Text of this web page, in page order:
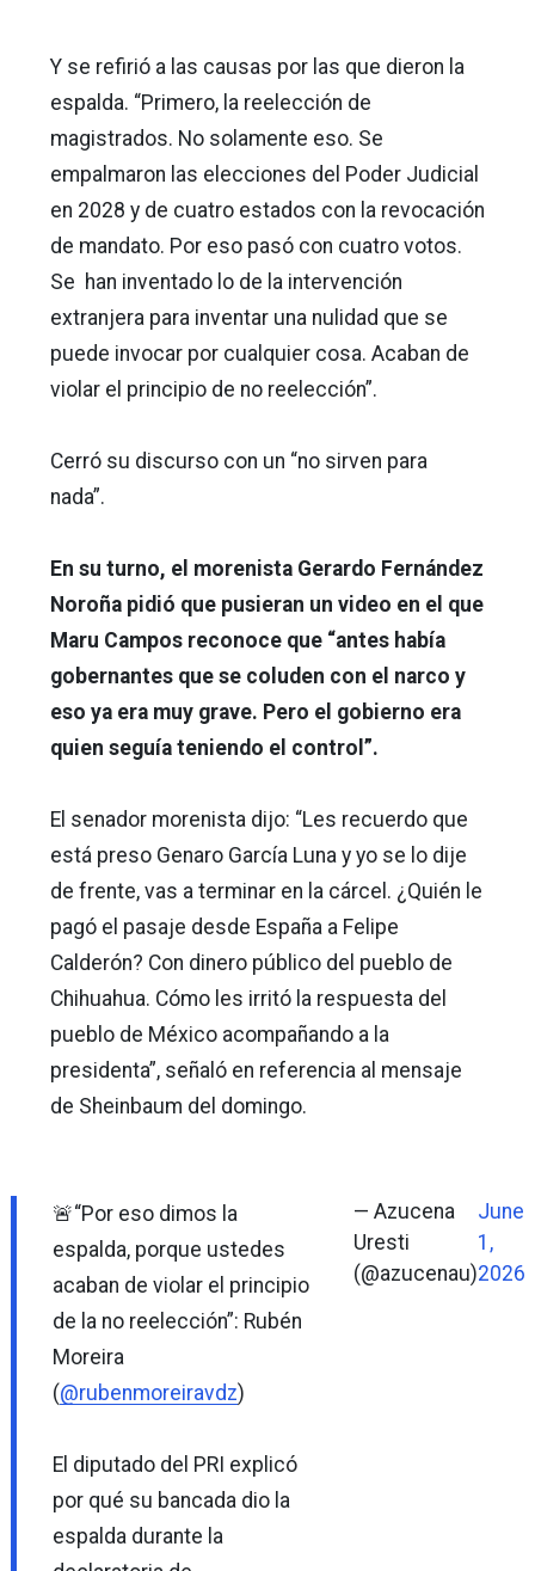
Y se refirió a las causas por las que dieron la
espalda. “Primero, la reelección de
magistrados. No solamente eso. Se
empalmaron las elecciones del Poder Judicial
en 2028 y de cuatro estados con la revocación
de mandato. Por eso pasó con cuatro votos.
Se han inventado lo de la intervención
extranjera para inventar una nulidad que se
puede invocar por cualquier cosa. Acaban de
violar el principio de no reelección”.
Cerró su discurso con un “no sirven para
nada”.
En su turno, el morenista Gerardo Fernández
Noroña pidió que pusieran un video en el que
Maru Campos reconoce que “antes había
gobernantes que se coluden con el narco y
eso ya era muy grave. Pero el gobierno era
quien seguía teniendo el control”.
El senador morenista dijo: “Les recuerdo que
está preso Genaro García Luna y yo se lo dije
de frente, vas a terminar en la cárcel. ¿Quién le
pagó el pasaje desde España a Felipe
Calderón? Con dinero público del pueblo de
Chihuahua. Cómo les irritó la respuesta del
pueblo de México acompañando a la
presidenta”, señaló en referencia al mensaje
de Sheinbaum del domingo.
🚨“Por eso dimos la
espalda, porque ustedes
acaban de violar el principio
de la no reelección”: Rubén
Moreira
(@rubenmoreiravdz)
El diputado del PRI explicó
por qué su bancada dio la
espalda durante la
— Azucena
Uresti
(@azucenau)
June
1,
2026